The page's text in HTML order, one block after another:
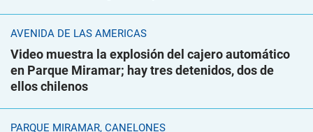
AVENIDA DE LAS AMÉRICAS
Video muestra la explosión del cajero automático
en Parque Miramar; hay tres detenidos, dos de
ellos chilenos
PARQUE MIRAMAR, CANELONES